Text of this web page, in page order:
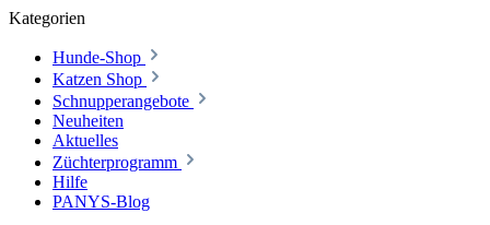
Kategorien
Hunde-Shop
Katzen Shop
Schnupperangebote
Neuheiten
Aktuelles
Züchterprogramm
Hilfe
PANYS-Blog